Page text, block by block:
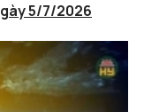
5/7/2026